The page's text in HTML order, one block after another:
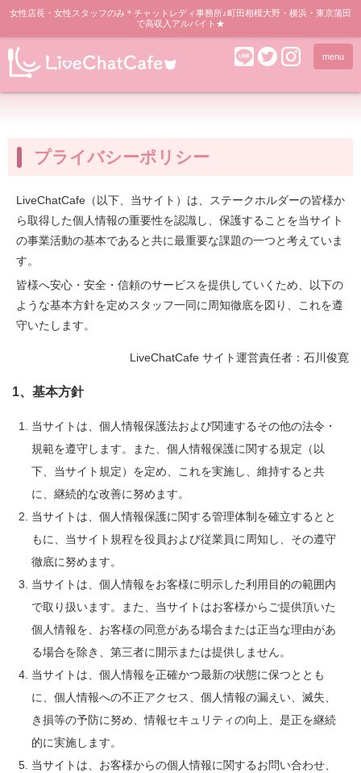
女性店長・女性スタッフのみ＊チャットレディ事務所♪町田相模大野・横浜・東京蒲田
で高収入アルバイト★
menu
プライバシーポリシー
LiveChatCafe（以下、当サイト）は、ステークホルダーの皆様か
ら取得した個人情報の重要性を認識し、保護することを当サイト
の事業活動の基本であると共に最重要な課題の一つと考えていま
す。
皆様へ安心・安全・信頼のサービスを提供していくため、以下の
ような基本方針を定めスタッフ一同に周知徹底を図り、これを遵
守いたします。
LiveChatCafe サイト運営責任者：石川俊寛
1、基本方針
当サイトは、個人情報保護法および関連するその他の法令・
規範を遵守します。また、個人情報保護に関する規定（以
下、当サイト規定）を定め、これを実施し、維持すると共
に、継続的な改善に努めます。
当サイトは、個人情報保護に関する管理体制を確立するとと
もに、当サイト規程を役員および従業員に周知し、その遵守
徹底に努めます。
当サイトは、個人情報をお客様に明示した利用目的の範囲内
で取り扱います。また、当サイトはお客様からご提供頂いた
個人情報を、お客様の同意がある場合または正当な理由があ
る場合を除き、第三者に開示または提供しません。
当サイトは、個人情報を正確かつ最新の状態に保つととも
に、個人情報への不正アクセス、個人情報の漏えい、滅失、
き損等の予防に努め、情報セキュリティの向上、是正を継続
的に実施します。
当サイトは、お客様からの個人情報に関するお問い合わせ、